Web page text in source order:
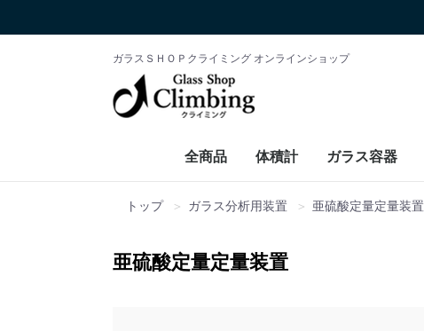
ガラスＳＨＯＰクライミング オンラインショップ
全商品 体積計 ガラス容器
トップ ガラス分析用装置 亜硫酸定量定量装置
亜硫酸定量定量装置